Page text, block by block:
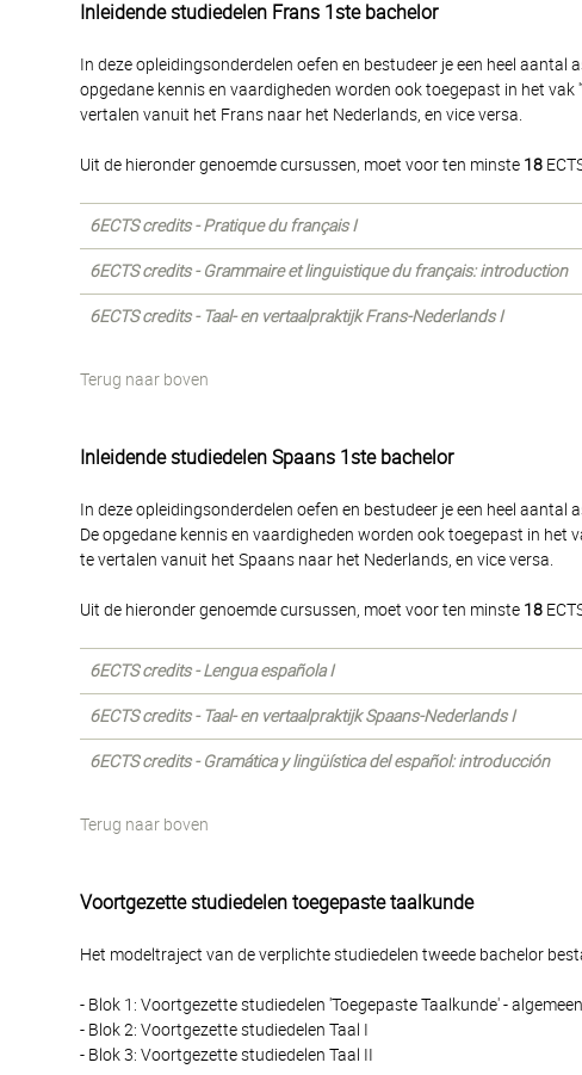
Inleidende studiedelen Frans 1ste bachelor
In deze opleidingsonderdelen oefen en bestudeer je een heel
opgedane kennis en vaardigheden worden ook toegepast in het
vertalen vanuit het Frans naar het Nederlands, en vice versa.
Uit de hieronder genoemde cursussen, moet voor ten minste 18
6ECTS credits - Pratique du français I
6ECTS credits - Grammaire et linguistique du français: introduction
6ECTS credits - Taal- en vertaalpraktijk Frans-Nederlands I
Terug naar boven
Inleidende studiedelen Spaans 1ste bachelor
In deze opleidingsonderdelen oefen en bestudeer je een heel
De opgedane kennis en vaardigheden worden ook toegepast in
te vertalen vanuit het Spaans naar het Nederlands, en vice versa.
Uit de hieronder genoemde cursussen, moet voor ten minste 18
6ECTS credits - Lengua española I
6ECTS credits - Taal- en vertaalpraktijk Spaans-Nederlands I
6ECTS credits - Gramática y lingüística del español: introducción
Terug naar boven
Voortgezette studiedelen toegepaste taalkunde
Het modeltraject van de verplichte studiedelen tweede bachelor
- Blok 1: Voortgezette studiedelen 'Toegepaste Taalkunde' - algemeen
- Blok 2: Voortgezette studiedelen Taal I
- Blok 3: Voortgezette studiedelen Taal II